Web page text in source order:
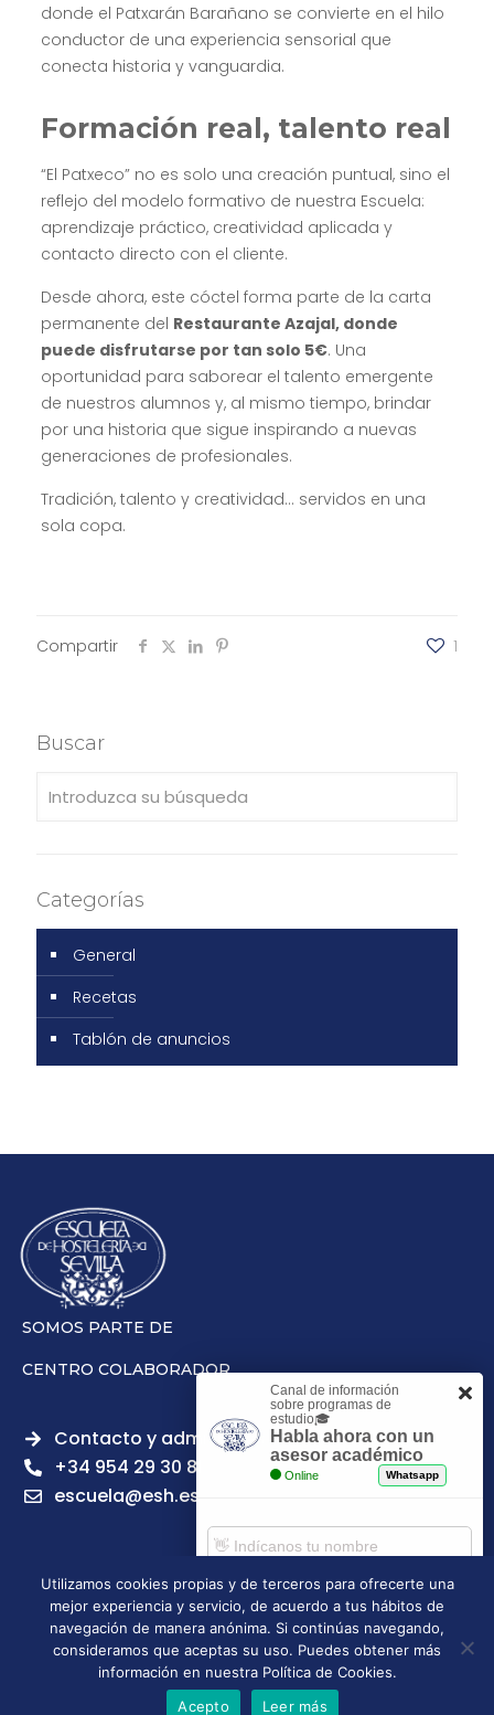
donde el Patxarán Barañano se convierte en el hilo
conductor de una experiencia sensorial que
conecta historia y vanguardia.
Formación real, talento real
“El Patxeco” no es solo una creación puntual, sino el
reflejo del modelo formativo de nuestra Escuela:
aprendizaje práctico, creatividad aplicada y
contacto directo con el cliente.
Desde ahora, este cóctel forma parte de la carta
permanente del Restaurante Azajal, donde
puede disfrutarse por tan solo 5€. Una
oportunidad para saborear el talento emergente
de nuestros alumnos y, al mismo tiempo, brindar
por una historia que sigue inspirando a nuevas
generaciones de profesionales.
Tradición, talento y creatividad… servidos en una
sola copa.
Compartir 1
Buscar
Categorías
General
Recetas
Tablón de anuncios
SOMOS PARTE DE
CENTRO COLABORADOR
Contacto y admisiones
+34 954 29 30 81
escuela@esh.es
Aviso legal Política de Privacidad
Política de Cookies
Política de calidad
Tablón de anuncios
Escuela Superior de Hostelería de Sevilla | 2026 | Todos los
derechos reservados
Utilizamos cookies propias y de terceros para ofrecerte una
mejor experiencia y servicio, de acuerdo a tus hábitos de
navegación de manera anónima. Si continúas navegando,
consideramos que aceptas su uso. Puedes obtener más
información en nuestra Política de Cookies.
Acepto
Leer más
Canal de información
sobre programas de
estudio🎓
Habla ahora con un
asesor académico
Online Whatsapp
Comenzar chat